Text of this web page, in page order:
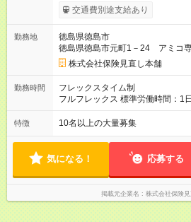
ます。 みなし残業代 50,000円／
＜インセンティブで頑張りを評価
ンセンティブをご用意。実際に、
円を手にした先輩もいます！ 【試用期間】試用期間あり 試用期
間の長さ：3ヶ月 雇用形態、給与
交通費別途支給あり
勤務地
徳島県徳島市
徳島県徳島市元町1－24 アミコ
株式会社保険見直し本舗
勤務時間
フレックスタイム制
フルフレックス 標準労働時間：1
ム無 ※店舗営業時間に応じて早番・遅番
方を実現 毎月希望を提出しシフト
は、 「子どものお迎えに合わせ
で遅めに出社」など、 ライフスタ
に可能です。
特徴 10名以上の大量募集
気になる！ 応募する
掲載元企業名 株式会社保険